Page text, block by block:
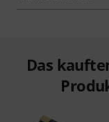
Das